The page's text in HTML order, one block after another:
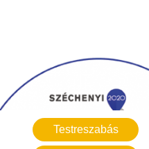
Testreszabás